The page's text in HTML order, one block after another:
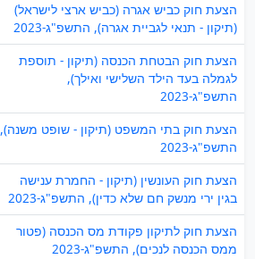
הצעת חוק כביש אגרה (כביש ארצי לישראל)
(תיקון - תנאי לגביית אגרה), התשפ"ג-2023
הצעת חוק הבטחת הכנסה (תיקון - תוספת
לגמלה בעד הילד השלישי ואילך),
התשפ"ג-2023
הצעת חוק בתי המשפט (תיקון - שופט משנה),
התשפ"ג-2023
הצעת חוק העונשין (תיקון - החמרת ענישה
בגין ירי מנשק חם שלא כדין), התשפ"ג-2023
הצעת חוק לתיקון פקודת מס הכנסה (פטור
ממס הכנסה לנכים), התשפ"ג-2023